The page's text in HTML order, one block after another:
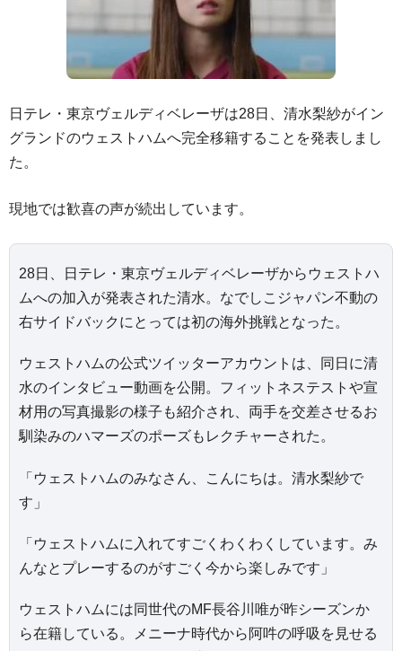
日テレ・東京ヴェルディベレーザは28日、清水梨紗がイン
グランドのウェストハムへ完全移籍することを発表しまし
た。
現地では歓喜の声が続出しています。
28日、日テレ・東京ヴェルディベレーザからウェストハ
ムへの加入が発表された清水。なでしこジャパン不動の
右サイドバックにとっては初の海外挑戦となった。
ウェストハムの公式ツイッターアカウントは、同日に清
水のインタビュー動画を公開。フィットネステストや宣
材用の写真撮影の様子も紹介され、両手を交差させるお
馴染みのハマーズのポーズもレクチャーされた。
「ウェストハムのみなさん、こんにちは。清水梨紗で
す」
「ウェストハムに入れてすごくわくわくしています。み
んなとプレーするのがすごく今から楽しみです」
ウェストハムには同世代のMF長谷川唯が昨シーズンか
ら在籍している。メニーナ時代から阿吽の呼吸を見せる